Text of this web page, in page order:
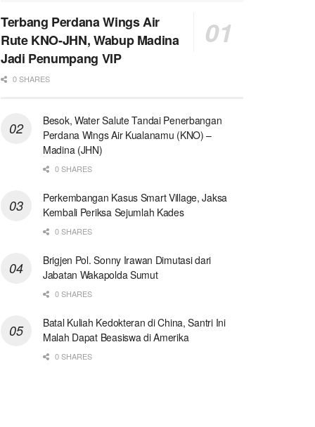
Terbang Perdana Wings Air
Rute KNO-JHN, Wabup Madina
Jadi Penumpang VIP
0 SHARES
Besok, Water Salute Tandai Penerbangan
Perdana Wings Air Kualanamu (KNO) –
Madina (JHN)
0 SHARES
Perkembangan Kasus Smart Village, Jaksa
Kembali Periksa Sejumlah Kades
0 SHARES
Brigjen Pol. Sonny Irawan Dimutasi dari
Jabatan Wakapolda Sumut
0 SHARES
Batal Kuliah Kedokteran di China, Santri Ini
Malah Dapat Beasiswa di Amerika
0 SHARES